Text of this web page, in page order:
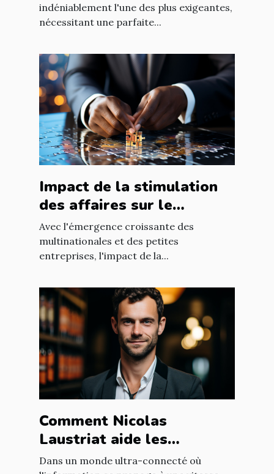
indéniablement l'une des plus exigeantes,
nécessitant une parfaite...
Impact de la stimulation
des affaires sur le
développement
économique mondial
Avec l'émergence croissante des
multinationales et des petites
entreprises, l'impact de la...
Comment Nicolas
Laustriat aide les
entreprises à améliorer
Dans un monde ultra-connecté où